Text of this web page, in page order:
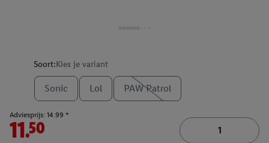
Soort:Kies je variant
Sonic Lol PAW Patrol
Adviesprijs: 14.99 *
11.50